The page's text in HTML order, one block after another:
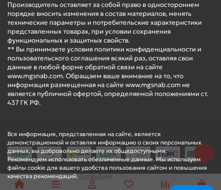
Вся информация, представленная на сайте, является
демонстрационной и оставляя информацию о своих персональных
данных, вы добровольно делаете их общедоступными.
Рекомендуем использовать обезличенные данные. Мы используем
файлы cookie для вашего удобства пользования сайтом и повышения
качества рекомендаций.Подробнее
Производитель оставляет за собой право в одностороннем
порядке вносить изменения в состав материалов, менять
технические параметры и потребительские характеристики
представленных товарах, при условии сохранения
функциональных и защитных свойств.
** Вы принимаете условия политики конфиденциальности и
пользовательского соглашения всякий раз, оставляя свои
данные в любой форме обратной связи на сайте
www.mgsnab.com. Обращаем ваше внимание на то, что
информация размещенная на сайте www.mgsnab.com не
является публичной офертой, определяемой положениями ст.
437 ГК РФ.